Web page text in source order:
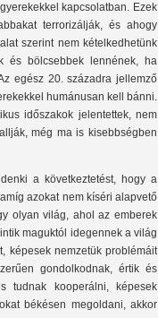
kapcsolatban. Ezek
terrorizálják, és ahogy
szerint nem kételkedhetünk
és bölcsebbek lennének, ha
egész 20. századra jellemző
humánusan kell bánni.
időszakok jelentettek, nem
még ma is kisebbségben
a következtetést, hogy a
azokat nem kíséri alapvető
olyan világ, ahol az emberek
maguktól idegennek a világ
képesek nemzetük problémáit
gondolkodnak, értik és
tudnak kooperálni, képesek
békésen megoldani, akkor